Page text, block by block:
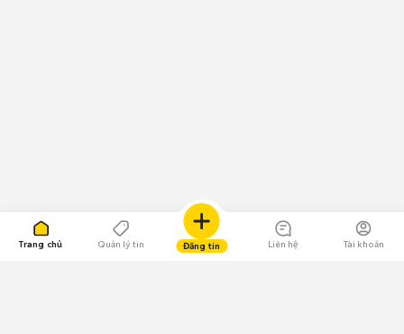
Trang chủ Quản lý tin Đăng tin Liên hệ Tài khoản